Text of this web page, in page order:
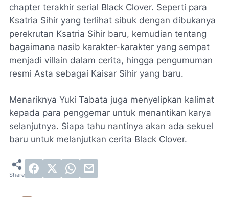
chapter terakhir serial Black Clover. Seperti para
Ksatria Sihir yang terlihat sibuk dengan dibukanya
perekrutan Ksatria Sihir baru, kemudian tentang
bagaimana nasib karakter-karakter yang sempat
menjadi villain dalam cerita, hingga pengumuman
resmi Asta sebagai Kaisar Sihir yang baru.
Menariknya Yuki Tabata juga menyelipkan kalimat
kepada para penggemar untuk menantikan karya
selanjutnya. Siapa tahu nantinya akan ada sekuel
baru untuk melanjutkan cerita Black Clover.